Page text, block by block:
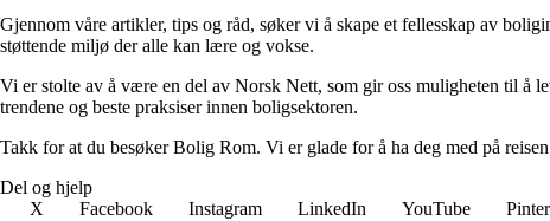
Gjennom våre artikler, tips og råd, søker vi å skape et fellesskap av
støttende miljø der alle kan lære og vokse.
Vi er stolte av å være en del av Norsk Nett, som gir oss muligheten til å
trendene og beste praksiser innen boligsektoren.
Takk for at du besøker Bolig Rom. Vi er glade for å ha deg med på
Del og hjelp
X
Facebook Instagram LinkedIn YouTube